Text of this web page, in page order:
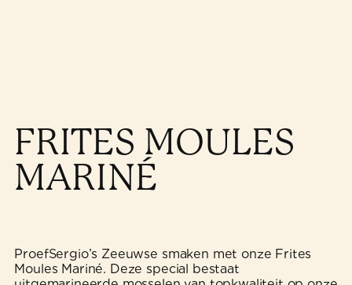
FRITES MOULES
MARINÉ
ProefSergio’s Zeeuwse smaken met onze Frites
Moules Mariné. Deze special bestaat